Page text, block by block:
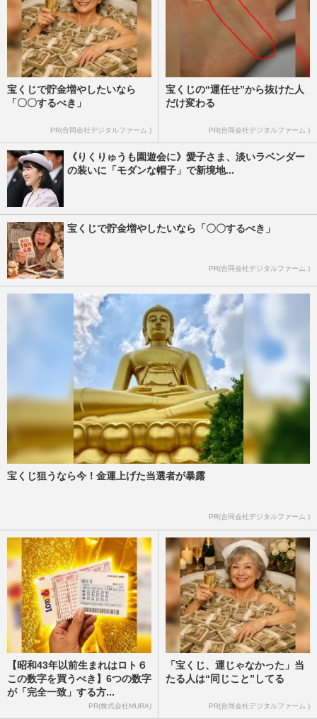
宝くじで貯金増やしたいなら
「〇〇するべき」
PR(合同会社デジタルファーム )
宝くじの“運任せ”から抜けた人
だけ変わる
PR(合同会社デジタルファーム )
《りくりゅうも園遊会に》愛子さま、淡いラベンダー
の装いに「モダンな帽子」で新境地...
宝くじで貯金増やしたいなら「〇〇するべき」
PR(合同会社デジタルファーム )
宝くじ狙うなら今！金運上げた当選者が暴露
PR(合同会社デジタルファーム )
【昭和43年以前生まれはロト６
この数字を買うべき】6つの数字
が「完全一致」する方...
PR(株式会社MURA)
「宝くじ、運じゃなかった」当
たる人は“同じこと”してる
PR(合同会社デジタルファーム )